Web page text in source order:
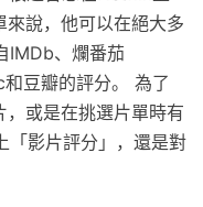
說，他可以在絕大多
IMDb、爛番茄
豆瓣的評分。 為了
或是在挑選片單時有
影片評分」，還是對